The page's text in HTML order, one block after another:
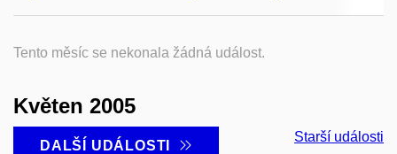
Tento měsíc se nekonala žádná událost.
Květen 2005
DALŠÍ UDÁLOSTI
Starší události